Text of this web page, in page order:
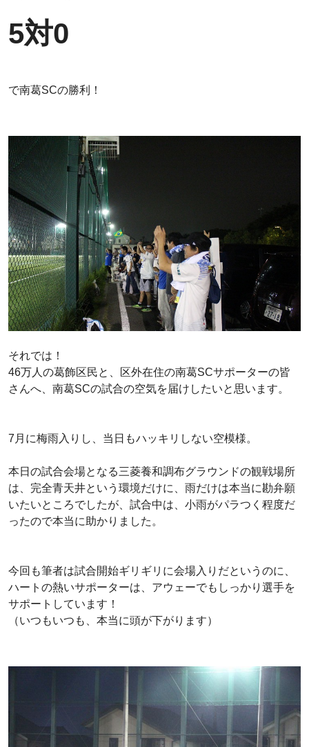
5対0
で南葛SCの勝利！
それでは！
46万人の葛飾区民と、区外在住の南葛SCサポーターの皆
さんへ、南葛SCの試合の空気を届けしたいと思います。
7月に梅雨入りし、当日もハッキリしない空模様。
本日の試合会場となる三菱養和調布グラウンドの観戦場所
は、完全青天井という環境だけに、雨だけは本当に勘弁願
いたいところでしたが、試合中は、小雨がパラつく程度だ
ったので本当に助かりました。
今回も筆者は試合開始ギリギリに会場入りだというのに、
ハートの熱いサポーターは、アウェーでもしっかり選手を
サポートしています！
（いつもいつも、本当に頭が下がります）